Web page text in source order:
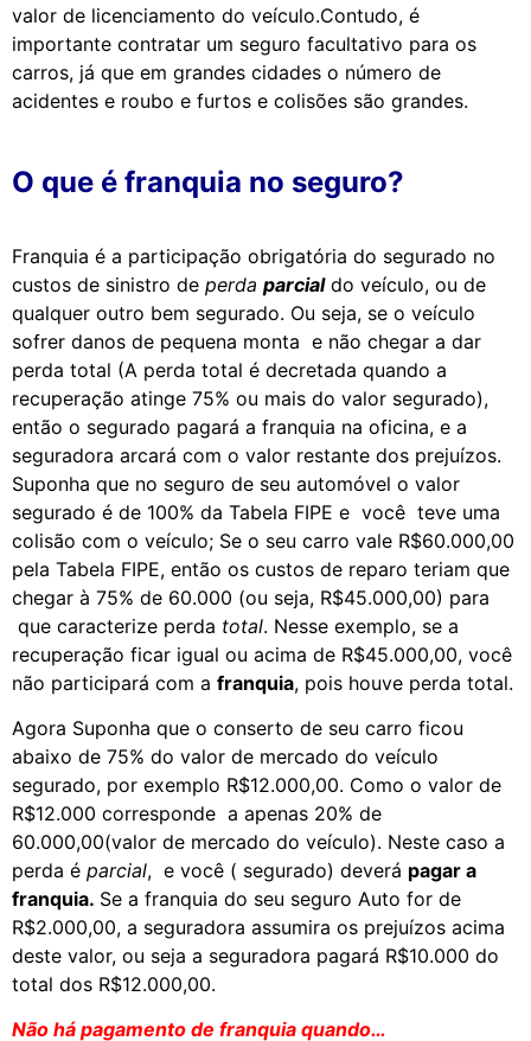
valor de licenciamento do veículo.Contudo, é
importante contratar um seguro facultativo para os
carros, já que em grandes cidades o número de
acidentes e roubo e furtos e colisões são grandes.
O que é franquia no seguro?
Franquia é a participação obrigatória do segurado no
custos de sinistro de perda parcialdo veículo, ou de
qualquer outro bem segurado. Ou seja, se o veículo
sofrer danos de pequena monta e não chegar a dar
perda total (A perda total é decretada quando a
recuperação atinge 75% ou mais do valor segurado),
então o segurado pagará a franquia na oficina, e a
seguradora arcará com o valor restante dos prejuízos.
Suponha que no seguro de seu automóvel o valor
segurado é de 100% da Tabela FIPE e você teve uma
colisão com o veículo; Se o seu carro vale R$60.000,00
pela Tabela FIPE, então os custos de reparo teriam que
chegar à 75% de 60.000 (ou seja, R$45.000,00) para
que caracterize perda total. Nesse exemplo, se a
recuperação ficar igual ou acima de R$45.000,00, você
não participará com a franquia, pois houve perda total.
Agora Suponha que o conserto de seu carro ficou
abaixo de 75% do valor de mercado do veículo
segurado, por exemplo R$12.000,00. Como o valor de
R$12.000 corresponde a apenas 20% de
60.000,00(valor de mercado do veículo). Neste caso a
perda é parcial, e você ( segurado) deverá pagar a
franquia. Se a franquia do seu seguro Auto for de
R$2.000,00, a seguradora assumira os prejuízos acima
deste valor, ou seja a seguradora pagará R$10.000 do
total dos R$12.000,00.
Não há pagamento de franquia quando…